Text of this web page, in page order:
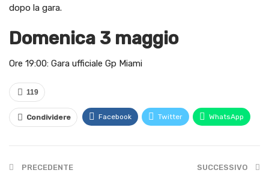
dopo la gara.
Domenica 3 maggio
Ore 19:00: Gara ufficiale Gp Miami
119
Condividere Facebook Twitter WhatsApp
PRECEDENTE SUCCESSIVO